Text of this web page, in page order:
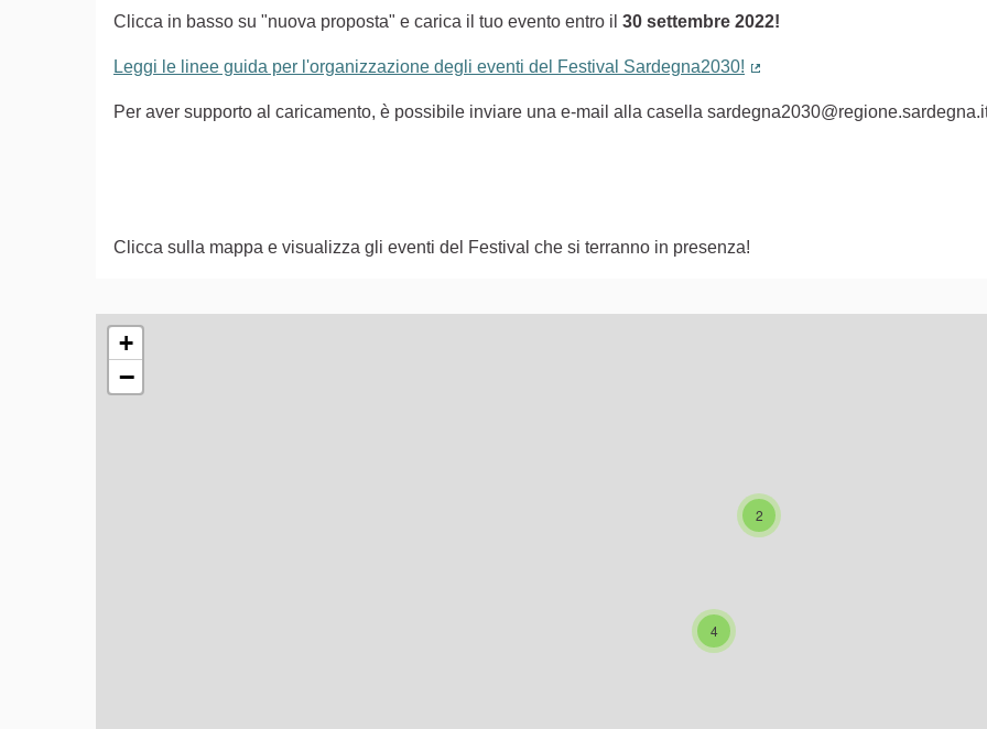
Clicca in basso su "nuova proposta" e carica il tuo evento entro il 30 settembre 2022!
Leggi le linee guida per l'organizzazione degli eventi del Festival Sardegna2030!
Per aver supporto al caricamento, è possibile inviare una e-mail alla casella
Clicca sulla mappa e visualizza gli eventi del Festival che si terranno in presenza!
L'elemento seguente è una mappa che presenta gli elementi di questa pagina come punti della mappa.
2
4
+
−